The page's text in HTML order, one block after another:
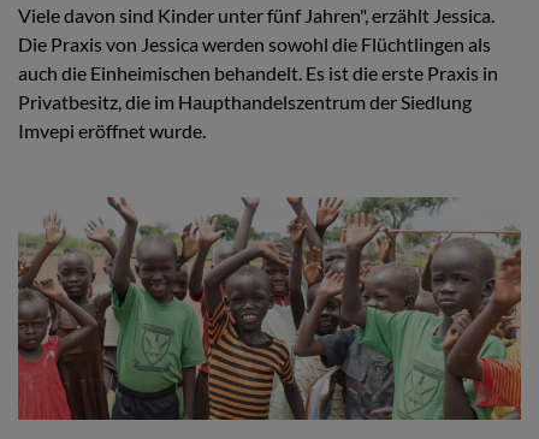
Viele davon sind Kinder unter fünf Jahren", erzählt Jessica.
Die Praxis von Jessica werden sowohl die Flüchtlingen als
auch die Einheimischen behandelt. Es ist die erste Praxis in
Privatbesitz, die im Haupthandelszentrum der Siedlung
Imvepi eröffnet wurde.